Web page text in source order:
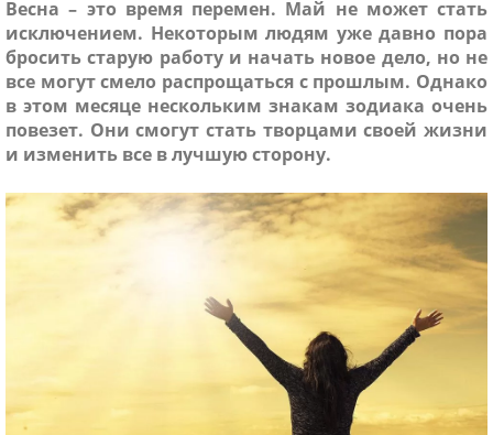
Весна – это время перемен. Май не может стать
исключением. Некоторым людям уже давно пора
бросить старую работу и начать новое дело, но не
все могут смело распрощаться с прошлым. Однако
в этом месяце нескольким знакам зодиака очень
повезет. Они смогут стать творцами своей жизни
и изменить все в лучшую сторону.